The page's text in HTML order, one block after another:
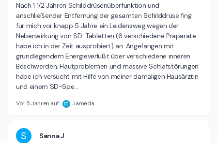
Nach 1 1/2 Jahren Schilddrüsenüberfunktion und
anschließender Entfernung der gesamten Schilddrüse fing
für mich vor knapp 5 Jahre ein Leidensweg wegen der
Nebenwirkung von SD-Tabletten (6 verschiedene Präparate
habe ich in der Zeit ausprobiert) an. Angefangen mit
grundlegendem Energieverlußt über verschiedene inneren
Beschwerden, Hautproblemen und massive Schlafstörungen
habe ich versucht mit Hilfe von meiner damaligen Hausärztin
und einem SD-Spe…
Vor 5 Jahren auf Jameda
S Sanna J